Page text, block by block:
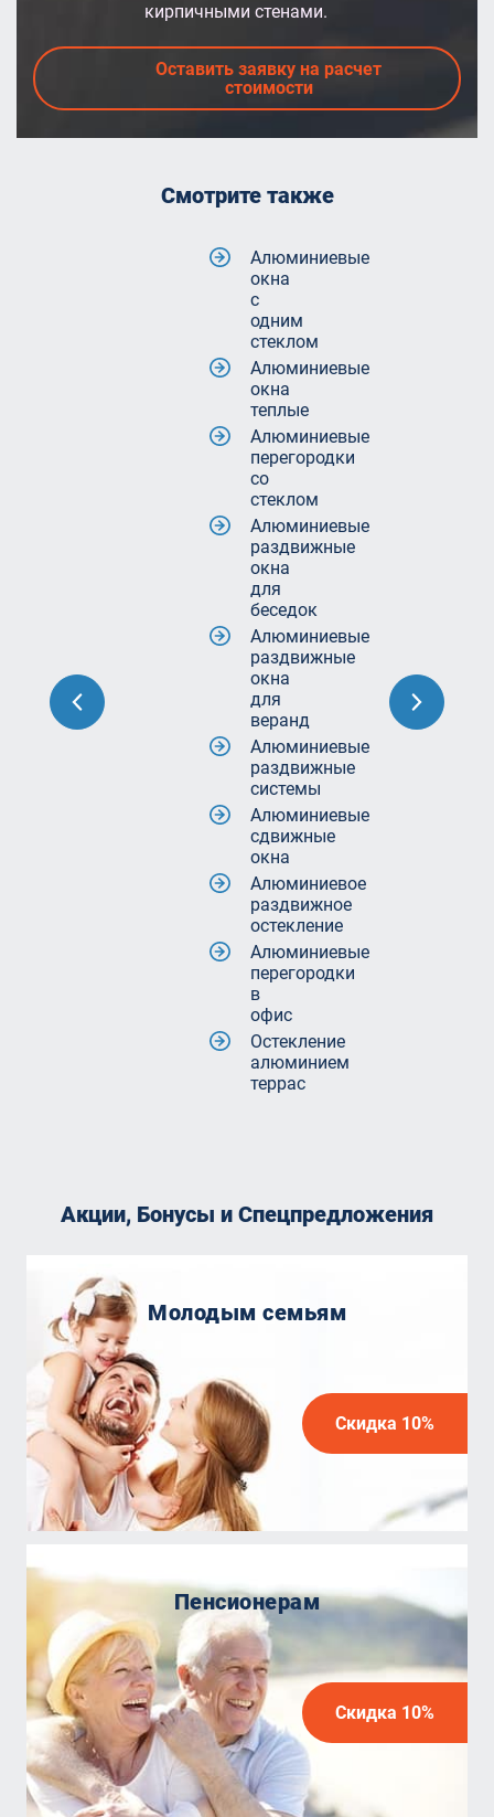
кирпичными стенами.
Оставить заявку на расчет
стоимости
Смотрите также
Алюминиевые
окна
с
одним
стеклом
Алюминиевые
окна
теплые
Алюминиевые
перегородки
со
стеклом
Алюминиевые
раздвижные
окна
для
беседок
Алюминиевые
раздвижные
окна
для
веранд
Алюминиевые
раздвижные
системы
Алюминиевые
сдвижные
окна
Алюминиевое
раздвижное
остекление
Алюминиевые
перегородки
в
офис
Остекление
алюминием
террас
Акции, Бонусы и Спецпредложения
Молодым семьям
Скидка 10%
Пенсионерам
Скидка 10%